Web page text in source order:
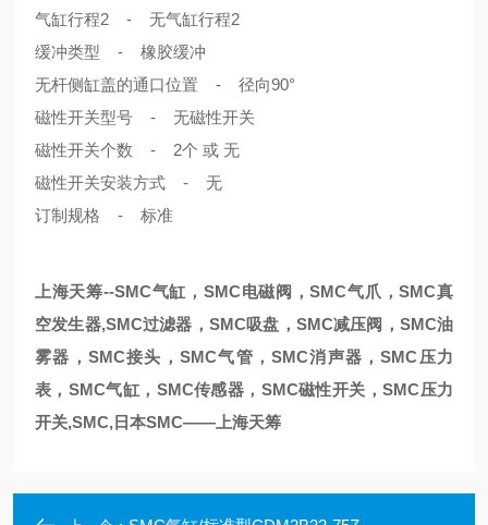
气缸行程2 - 无气缸行程2
缓冲类型 - 橡胶缓冲
无杆侧缸盖的通口位置 - 径向90°
磁性开关型号 - 无磁性开关
磁性开关个数 - 2个 或 无
磁性开关安装方式 - 无
订制规格 - 标准
上海天筹--SMC气缸，SMC电磁阀，SMC气爪，SMC真
空发生器,SMC过滤器，SMC吸盘，SMC减压阀，SMC油
雾器，SMC接头，SMC气管，SMC消声器，SMC压力
表，SMC气缸，SMC传感器，SMC磁性开关，SMC压力
开关,SMC,日本SMC——上海天筹